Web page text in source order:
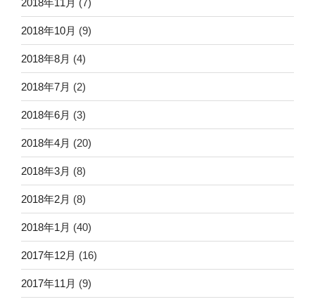
2018年10月 (9)
2018年8月 (4)
2018年7月 (2)
2018年6月 (3)
2018年4月 (20)
2018年3月 (8)
2018年2月 (8)
2018年1月 (40)
2017年12月 (16)
2017年11月 (9)